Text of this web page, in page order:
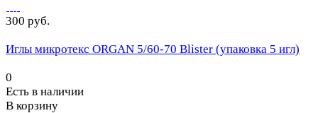
300 руб.
Иглы микротекс ORGAN 5/60-70 Blister (упаковка 5 игл)
0
Есть в наличии
В корзину